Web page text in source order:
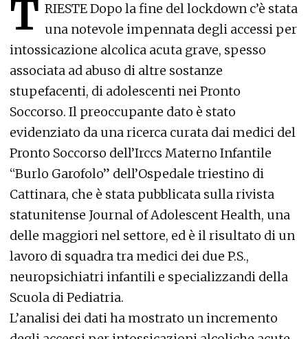
T RIESTE Dopo la fine del lockdown c’è stata
una notevole impennata degli accessi per
intossicazione alcolica acuta grave, spesso
associata ad abuso di altre sostanze
stupefacenti, di adolescenti nei Pronto
Soccorso. Il preoccupante dato è stato
evidenziato da una ricerca curata dai medici del
Pronto Soccorso dell’Irccs Materno Infantile
“Burlo Garofolo” dell’Ospedale triestino di
Cattinara, che è stata pubblicata sulla rivista
statunitense Journal of Adolescent Health, una
delle maggiori nel settore, ed è il risultato di un
lavoro di squadra tra medici dei due P.S.,
neuropsichiatri infantili e specializzandi della
Scuola di Pediatria.
L’analisi dei dati ha mostrato un incremento